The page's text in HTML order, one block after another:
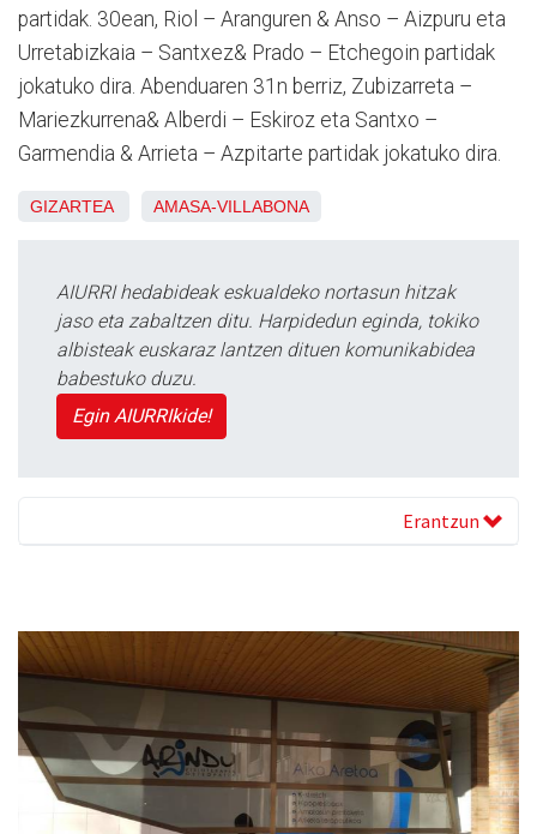
partidak. 30ean, Riol – Aranguren & Anso – Aizpuru eta
Urretabizkaia – Santxez& Prado – Etchegoin partidak
jokatuko dira. Abenduaren 31n berriz, Zubizarreta –
Mariezkurrena& Alberdi – Eskiroz eta Santxo –
Garmendia & Arrieta – Azpitarte partidak jokatuko dira.
GIZARTEA AMASA-VILLABONA
AIURRI hedabideak eskualdeko nortasun hitzak
jaso eta zabaltzen ditu. Harpidedun eginda, tokiko
albisteak euskaraz lantzen dituen komunikabidea
babestuko duzu.
Egin AIURRIkide!
Erantzun